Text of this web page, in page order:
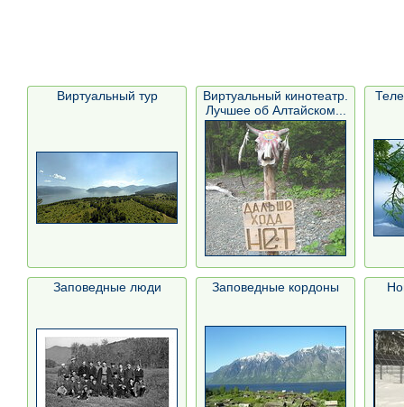
Виртуальный тур
Виртуальный кинотеатр.
Лучшее об Алтайском...
Заповедные люди Заповедные кордоны